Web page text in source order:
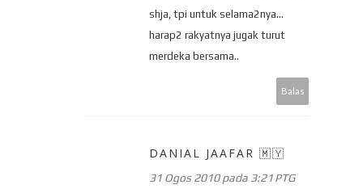
shja, tpi untuk selama2nya...
harap2 rakyatnya jugak turut
merdeka bersama..
Balas
DANIAL JAAFAR 🇲🇾
31 Ogos 2010 pada 3:21 PTG